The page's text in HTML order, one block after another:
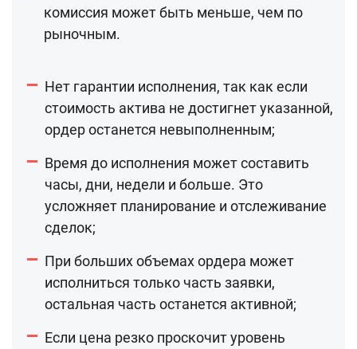
комиссия может быть меньше, чем по
рыночным.
Нет гарантии исполнения, так как если
стоимость актива не достигнет указанной,
ордер останется невыполненным;
Время до исполнения может составить
часы, дни, недели и больше. Это
усложняет планирование и отслеживание
сделок;
При больших объемах ордера может
исполниться только часть заявки,
остальная часть останется активной;
Если цена резко проскочит уровень